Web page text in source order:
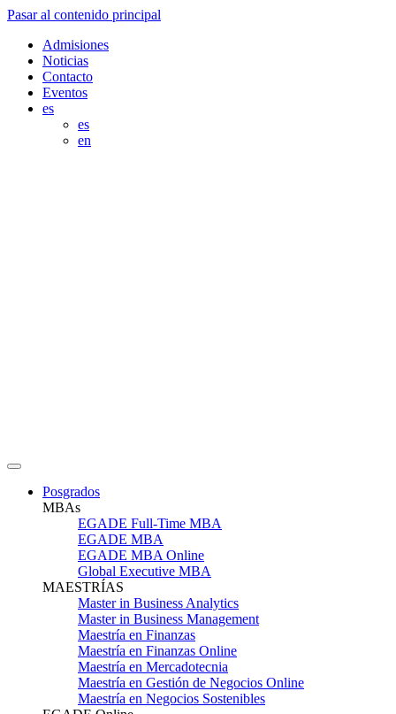
Pasar al contenido principal
Admisiones
Noticias
Contacto
Eventos
es
es
en
Posgrados
MBAs
EGADE Full-Time MBA
EGADE MBA
EGADE MBA Online
Global Executive MBA
MAESTRÍAS
Master in Business Analytics
Master in Business Management
Maestría en Finanzas
Maestría en Finanzas Online
Maestría en Mercadotecnia
Maestría en Gestión de Negocios Online
Maestría en Negocios Sostenibles